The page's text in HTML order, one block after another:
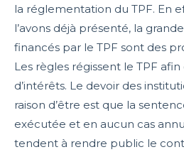
la réglementation du TPF. En
l’avons déjà présenté, la
financés par le TPF sont des
Les règles régissent le TPF afin
d’intérêts. Le devoir des
raison d’être est que la
exécutée et en aucun cas
tendent à rendre public le